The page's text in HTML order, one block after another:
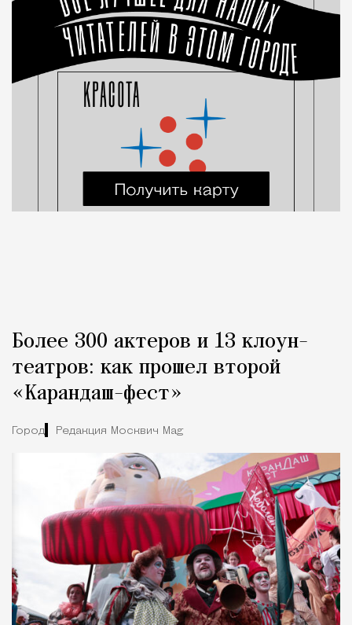
Более 300 актеров и 13 клоун-
театров: как прошел второй
«Карандаш-фест»
Город Редакция Москвич Mag